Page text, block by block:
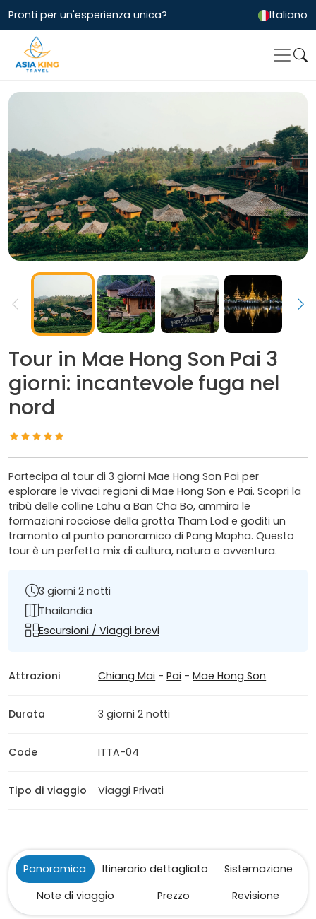
Pronti per un'esperienza unica? Italiano
Tour in Mae Hong Son Pai 3
giorni: incantevole fuga nel
nord
Partecipa al tour di 3 giorni Mae Hong Son Pai per
esplorare le vivaci regioni di Mae Hong Son e Pai. Scopri la
tribù delle colline Lahu a Ban Cha Bo, ammira le
formazioni rocciose della grotta Tham Lod e goditi un
tramonto al punto panoramico di Pang Mapha. Questo
tour è un perfetto mix di cultura, natura e avventura.
3 giorni 2 notti
Thailandia
Escursioni / Viaggi brevi
Attrazioni Chiang Mai -Pai -Mae Hong Son
Durata 3 giorni 2 notti
Code ITTA-04
Tipo di viaggio Viaggi Privati
Panoramica Itinerario dettagliato
Sistemazione
Note di viaggio
Prezzo Revisione